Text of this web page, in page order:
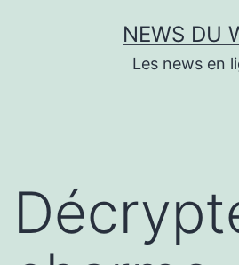
NEWS DU
Les news en